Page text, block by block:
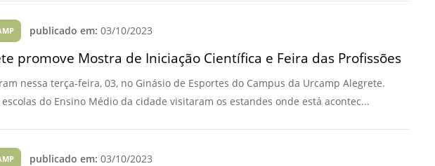
Estruturação de TCC
Calendário
Acadêmico
Manual de Segurança
Internacionalização
Trabalhe Conosco
Eleições Conselho Fiscal -
FAT 2024
Ouvidoria
PDI - Plano de
publicado em: 03/10/2023
promove Mostra de Iniciação Científica e Feira das Profissões
nessa terça-feira, 03, no Ginásio de Esportes do Campus da Urcamp Alegrete.
do Ensino Médio da cidade visitaram os estandes onde está acontec...
publicado em: 03/10/2023